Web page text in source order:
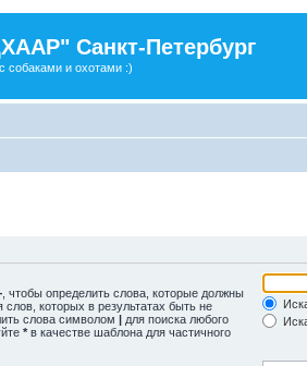
Санкт-Петербург
собаками и охотами :)
, чтобы определить слова, которые должны
слов, которых в результатах быть не
слова символом | для поиска любого
* в качестве шаблона для частичного